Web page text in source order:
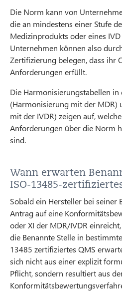
Die Norm kann von
die an mindestens einer Stufe
Medizinprodukts oder eines
Unternehmen können also
Zertifizierung belegen, dass ihr
Anforderungen erfüllt.
Die Harmonisierungstabellen in
(Harmonisierung mit der MDR)
mit der IVDR) zeigen auf,
Anforderungen über die Norm
sind.
Wann erwarten
ISO-13485-
Sobald ein Hersteller bei seiner
Antrag auf eine
oder XI der MDR/IVDR
die Benannte Stelle in
13485 zertifiziertes QMS
sich nicht aus einer explizit
Pflicht, sondern resultiert aus